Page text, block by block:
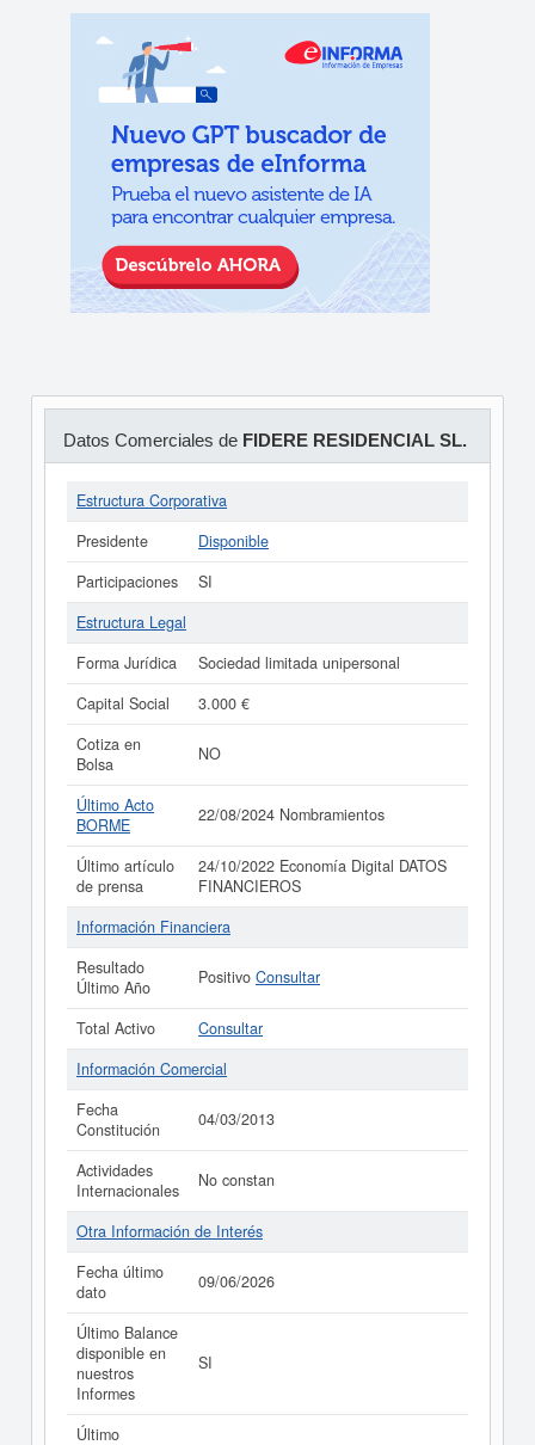
Datos Comerciales de FIDERE RESIDENCIAL SL.
Estructura Corporativa
Presidente
Disponible
Participaciones
SI
Estructura Legal
Forma Jurídica
Sociedad limitada unipersonal
Capital Social
3.000 €
Cotiza en
Bolsa
NO
Último Acto
BORME
22/08/2024 Nombramientos
Último artículo
de prensa
24/10/2022 Economía Digital DATOS
FINANCIEROS
Información Financiera
Resultado
Último Año
Positivo Consultar
Total Activo
Consultar
Información Comercial
Fecha
Constitución
04/03/2013
Actividades
Internacionales
No constan
Otra Información de Interés
Fecha último
dato
09/06/2026
Último Balance
disponible en
nuestros
Informes
SI
Último